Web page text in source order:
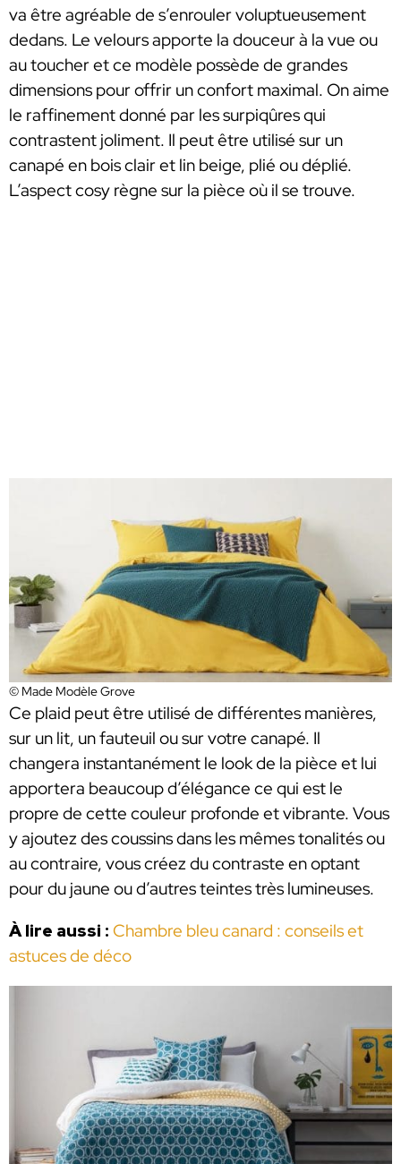
va être agréable de s’enrouler voluptueusement
dedans. Le velours apporte la douceur à la vue ou
au toucher et ce modèle possède de grandes
dimensions pour offrir un confort maximal. On aime
le raffinement donné par les surpiqûres qui
contrastent joliment. Il peut être utilisé sur un
canapé en bois clair et lin beige, plié ou déplié.
L’aspect cosy règne sur la pièce où il se trouve.
© Made Modèle Grove
Ce plaid peut être utilisé de différentes manières,
sur un lit, un fauteuil ou sur votre canapé. Il
changera instantanément le look de la pièce et lui
apportera beaucoup d’élégance ce qui est le
propre de cette couleur profonde et vibrante. Vous
y ajoutez des coussins dans les mêmes tonalités ou
au contraire, vous créez du contraste en optant
pour du jaune ou d’autres teintes très lumineuses.
À lire aussi : Chambre bleu canard : conseils et
astuces de déco